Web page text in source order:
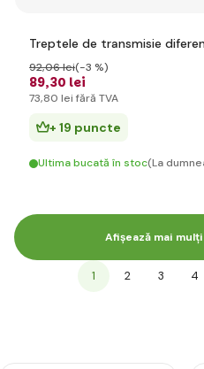
Treptele de transmisie
89,30 lei
92,06 lei(-3 %)
73,80 lei fără TVA
+ 19 puncte
Ultima bucată în stoc(La
Afișează mai
1 2 3 4